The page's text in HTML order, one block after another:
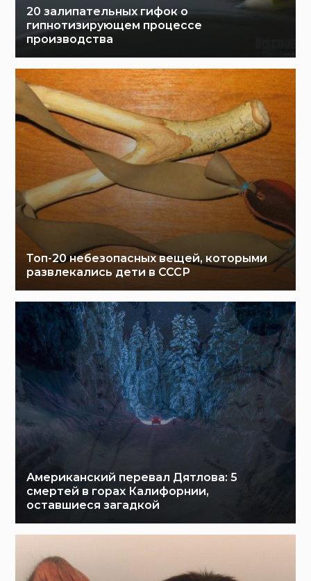
20 залипательных гифок о
гипнотизирующем процессе
производства
Топ-20 небезопасных вещей, которыми
развлекались дети в СССР
Американский перевал Дятлова: 5
смертей в горах Калифорнии,
оставшиеся загадкой